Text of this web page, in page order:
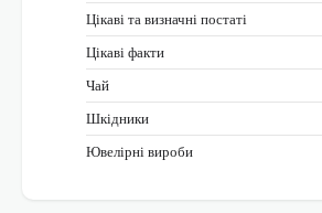
Цікаві та визначні постаті
Цікаві факти
Чай
Шкідники
Ювелірні вироби